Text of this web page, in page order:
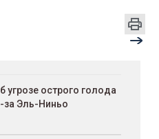
острого голода
Эль-Ниньо